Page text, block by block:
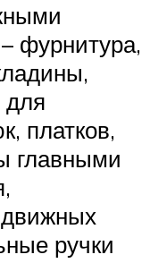
фурнитура,
платков,
главными
ручки